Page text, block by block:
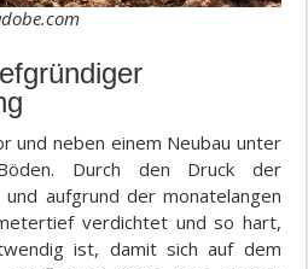
und neben einem Neubau unter
Durch den Druck der
und aufgrund der monatelangen
verdichtet und so hart,
ist, damit sich auf dem